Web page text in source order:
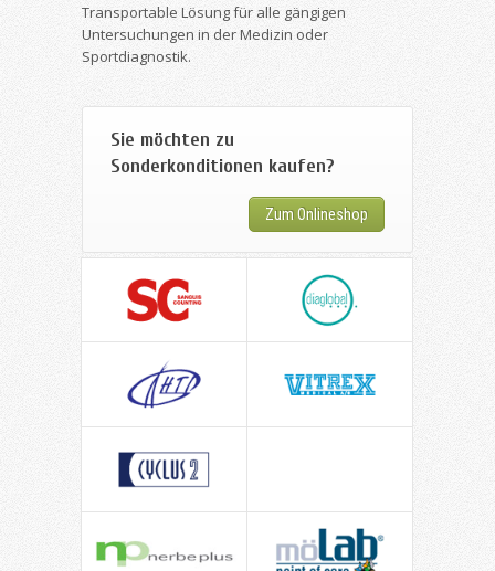
Transportable Lösung für alle gängigen
Untersuchungen in der Medizin oder
Sportdiagnostik.
Sie möchten zu
Sonderkonditionen kaufen?
Zum Onlineshop